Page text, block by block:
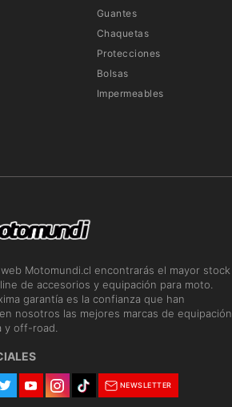
Guantes
Chaquetas
Protecciones
Bolsas
Impermeables
Motomundi.cl encontrarás el mayor stock
de accesorios y equipación para moto.
garantía es la confianza que han
nosotros las mejores marcas de equipación
y off-road.
NEWSLETTER